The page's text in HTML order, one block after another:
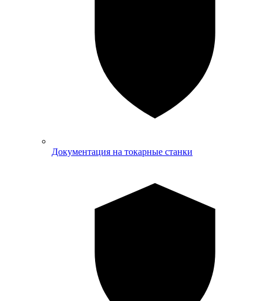
Документация на токарные станки